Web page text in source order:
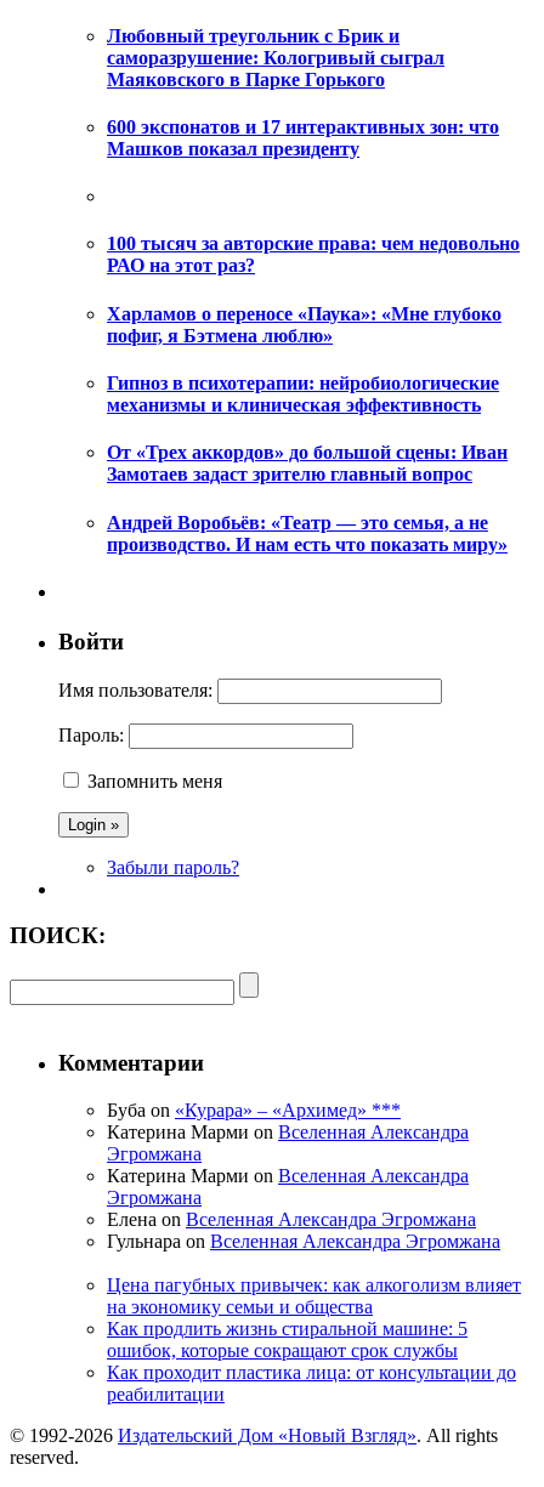
Любовный треугольник с Брик и
саморазрушение: Кологривый сыграл
Маяковского в Парке Горького
600 экспонатов и 17 интерактивных зон: что
Машков показал президенту
100 тысяч за авторские права: чем недовольно
РАО на этот раз?
Харламов о переносе «Паука»: «Мне глубоко
пофиг, я Бэтмена люблю»
Гипноз в психотерапии: нейробиологические
механизмы и клиническая эффективность
От «Трех аккордов» до большой сцены: Иван
Замотаев задаст зрителю главный вопрос
Андрей Воробьёв: «Театр — это семья, а не
производство. И нам есть что показать миру»
Войти
Имя пользователя:
Пароль:
Запомнить меня
Забыли пароль?
ПОИСК:
Комментарии
Буба on «Курара» – «Архимед» ***
Катерина Марми on Вселенная Александра
Эгромжана
Катерина Марми on Вселенная Александра
Эгромжана
Елена on Вселенная Александра Эгромжана
Гульнара on Вселенная Александра Эгромжана
Цена пагубных привычек: как алкоголизм влияет
на экономику семьи и общества
Как продлить жизнь стиральной машине: 5
ошибок, которые сокращают срок службы
Как проходит пластика лица: от консультации до
реабилитации
© 1992-2026 Издательский Дом «Новый Взгляд». All rights
reserved.